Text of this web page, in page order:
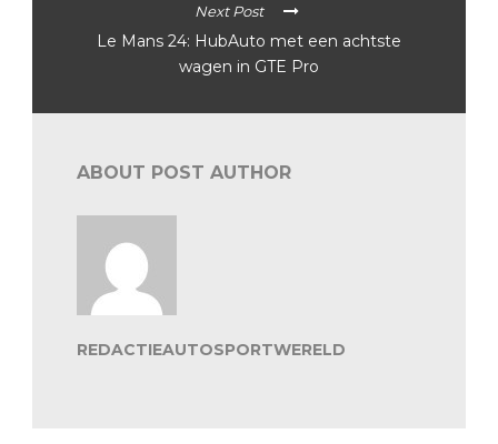
Next Post
Le Mans 24: HubAuto met een achtste
wagen in GTE Pro
ABOUT POST AUTHOR
REDACTIEAUTOSPORTWERELD